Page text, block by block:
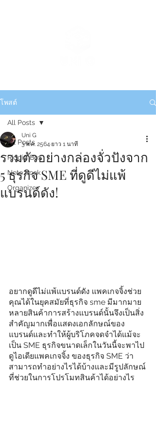
โพสต์
All Posts
Ridgid Box
Note book
Organizer
All Posts
รวมตัวอย่างกล่องจั่วปังจาก
5 ธุรกิจ SME ที่ดูดีไม่แพ้
แบรนด์ดัง!
Uni G
3 พ.ค. 2564 ยาว 1 นาที
อยากดูดีไม่แพ้แบรนด์ดัง แพคเกจจิ้งช่วย
คุณได้ในยุคสมัยที่ธุรกิจ sme มีมากมาย
หลายสินค้าการสร้างแบรนด์นั้นจึงเป็นสิ่ง
สำคัญมากเพื่อแสดงเอกลักษณ์ของ
แบรนด์และทำให้ผู้บริโภคจดจำได้แม้จะ
เป็น SME ธุรกิจขนาดเล็กในวันนี้จะพาไป
ดูไอเดียแพคเกจจิ้ง ของธุรกิจ SME ว่า
สามารถทำอย่างไรได้บ้างและมีรูปลักษณ์
ที่ช่วยในการโปรโมทสินค้าได้อย่างไร